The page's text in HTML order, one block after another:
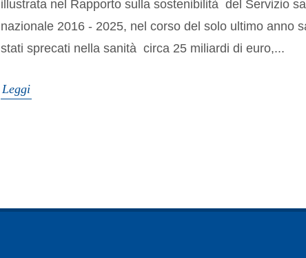
illustrata nel Rapporto sulla sostenibilità del Servizio
nazionale 2016 - 2025, nel corso del solo ultimo anno
stati sprecati nella sanità circa 25 miliardi di euro,...
Leggi